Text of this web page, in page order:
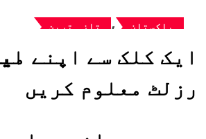
پاکستان , تازہ ترین
ایک کلک سے اپنے
رزلٹ معلوم کریں